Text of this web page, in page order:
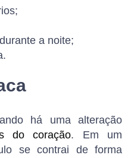
a noite;
há uma alteração
do coração. Em um
se contrai de forma